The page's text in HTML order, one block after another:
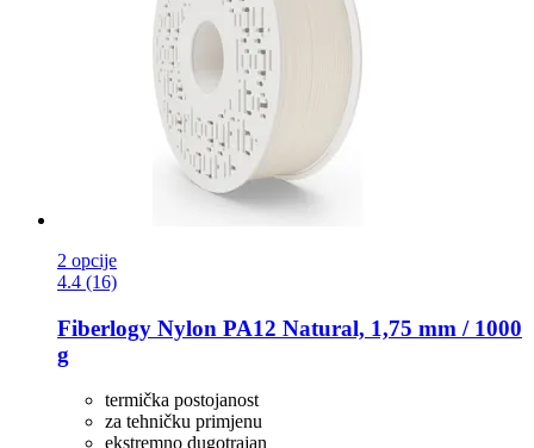
2 opcije
4.4 (16)
Fiberlogy Nylon PA12 Natural, 1,75 mm / 1000
g
termička postojanost
za tehničku primjenu
ekstremno dugotrajan